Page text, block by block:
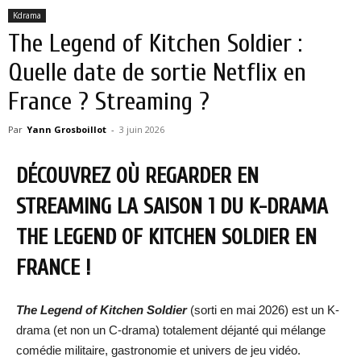
Kdrama
The Legend of Kitchen Soldier :
Quelle date de sortie Netflix en
France ? Streaming ?
Par Yann Grosboillot - 3 juin 2026
DÉCOUVREZ OÙ REGARDER EN
STREAMING LA SAISON 1 DU K-DRAMA
THE LEGEND OF KITCHEN SOLDIER EN
FRANCE !
The Legend of Kitchen Soldier(sorti en mai 2026) est un K-
drama (et non un C-drama) totalement déjanté qui mélange
comédie militaire, gastronomie et univers de jeu vidéo.